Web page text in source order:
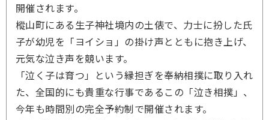
開催されます。
樅山町にある生子神社境内の土俵で、力士に扮した氏
子が幼児を「ヨイショ」の掛け声とともに抱き上げ、
元気な泣き声を競います。
「泣く子は育つ」という縁担ぎを奉納相撲に取り入れ
た、全国的にも貴重な行事であるこの「泣き相撲」、
今年も時間別の完全予約制で開催されます。